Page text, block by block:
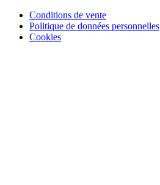
Conditions de vente
Politique de données personnelles
Cookies